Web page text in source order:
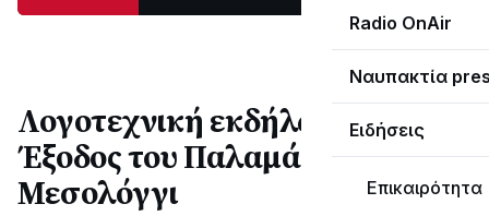
Radio OnAir
Ναυπακτία
Ειδήσεις
Επικαιρότητα
Λογοτεχνική εκδήλωση «Η
Έξοδος του Παλαμά» στο
Μεσολόγγι